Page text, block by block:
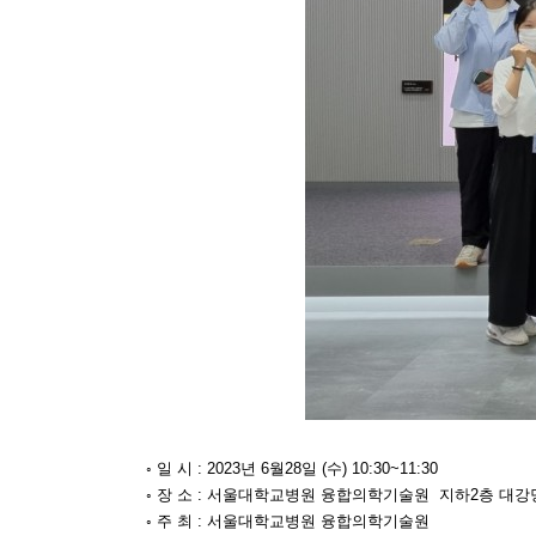
◦ 일 시 : 2023년 6월28일 (수) 10:30~11:30
◦ 장 소 : 서울대학교병원 융합의학기술원 지하2층 대강
◦ 주 최 : 서울대학교병원 융합의학기술원